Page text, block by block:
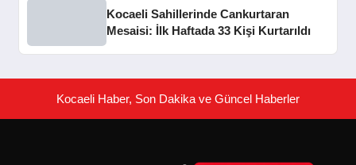
Kocaeli Sahillerinde Cankurtaran
Mesaisi: İlk Haftada 33 Kişi Kurtarıldı
Kocaeli Haber, Son Dakika ve Güncel Haberler